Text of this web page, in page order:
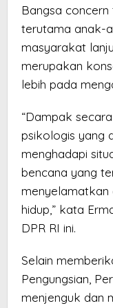
Bangsa
terutama anak-
masyarakat
merupakan
lebih pada
“Dampak
psikologis yang
menghadapi
bencana yang
menyelamatkan
hidup,” kata
DPR RI ini.
Selain
Pengungsian,
menjenguk dan